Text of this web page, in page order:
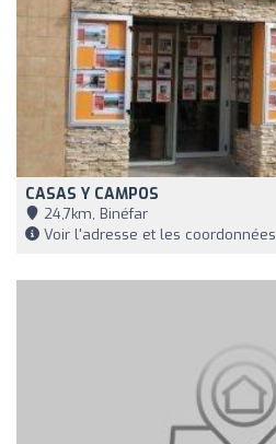
CASAS Y CAMPOS
24,7km, Binéfar
Voir l'adresse et les coordonnées